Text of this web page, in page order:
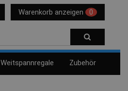
Warenkorb anzeigen 0
Weitspannregale Zubehör